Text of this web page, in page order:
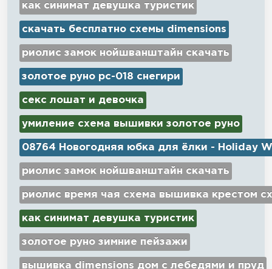
как синимат девушка туристик
скачать бесплатно схемы dimensions
риолис замок нойшванштайн скачать
золотое руно рс-018 снегири
секс лошат и девочка
умиление схема вышивки золотое руно
08764 Новогодняя юбка для ёлки - Holiday
риолис замок нойшванштайн скачать
риолис время чая схема вышивка крестом
как синимат девушка туристик
золотое руно зимние пейзажи
вышивка dimensions дом с лебедями и пруд